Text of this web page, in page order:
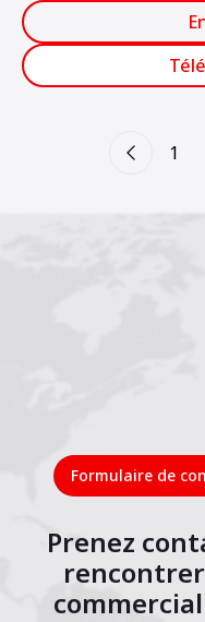
succès grâce à
manches Ammann
1
Prenez